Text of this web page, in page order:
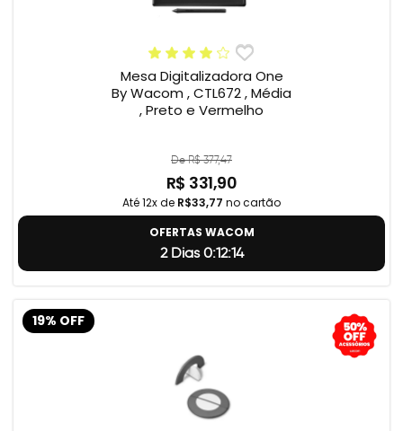
Mesa Digitalizadora One
By Wacom , CTL672 , Média
, Preto e Vermelho
De R$ 377,47
R$ 331,90
Até 12x de R$33,77 no cartão
OFERTAS WACOM
2 Dias 0:12:14
19% OFF